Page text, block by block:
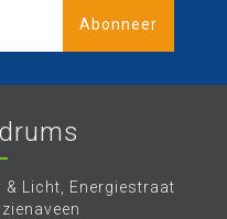
Abonneer
Licht, Energiestraat